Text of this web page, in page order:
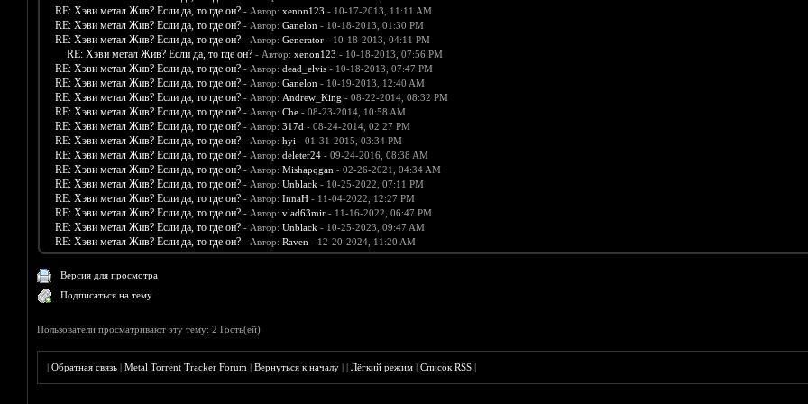
RE: Хэви метал Жив? Если да, то где он? - Автор: xenon123 - 10-17-2013, 11:11 AM
RE: Хэви метал Жив? Если да, то где он? - Автор: Ganelon - 10-18-2013, 01:30 PM
RE: Хэви метал Жив? Если да, то где он? - Автор: Generator- 10-18-2013, 04:11 PM
RE: Хэви метал Жив? Если да, то где он? - Автор: xenon123 - 10-18-2013, 07:56 PM
RE: Хэви метал Жив? Если да, то где он? - Автор: dead_elvis- 10-18-2013, 07:47 PM
RE: Хэви метал Жив? Если да, то где он? - Автор: Ganelon - 10-19-2013, 12:40 AM
RE: Хэви метал Жив? Если да, то где он? - Автор: Andrew_King - 08-22-2014, 08:32 PM
RE: Хэви метал Жив? Если да, то где он? - Автор: Che- 08-23-2014, 10:58 AM
RE: Хэви метал Жив? Если да, то где он? - Автор: 317d - 08-24-2014, 02:27 PM
RE: Хэви метал Жив? Если да, то где он? - Автор: hyi - 01-31-2015, 03:34 PM
RE: Хэви метал Жив? Если да, то где он? - Автор: deleter24- 09-24-2016, 08:38 AM
RE: Хэви метал Жив? Если да, то где он? - Автор: Mishapqgan - 02-26-2021, 04:34 AM
RE: Хэви метал Жив? Если да, то где он? - Автор: Unblack - 10-25-2022, 07:11 PM
RE: Хэви метал Жив? Если да, то где он? - Автор: InnaH- 11-04-2022, 12:27 PM
RE: Хэви метал Жив? Если да, то где он? - Автор: vlad63mir- 11-16-2022, 06:47 PM
RE: Хэви метал Жив? Если да, то где он? - Автор: Unblack - 10-25-2023, 09:47 AM
RE: Хэви метал Жив? Если да, то где он? - Автор: Raven - 12-20-2024, 11:20 AM
Версия для просмотра
Подписаться на тему
Пользователи просматривают эту тему: 2 Гость(ей)
|Обратная связь |Metal Torrent Tracker Forum |Вернуться к началу ||Лёгкий режим |Список RSS |